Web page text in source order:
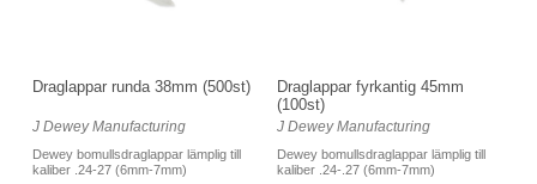
Draglappar runda 38mm (500st)
J Dewey Manufacturing
Dewey bomullsdraglappar lämplig till
kaliber .24-27 (6mm-7mm)
Draglappar fyrkantig 45mm
(100st)
J Dewey Manufacturing
Dewey bomullsdraglappar lämplig till
kaliber .24-.27 (6mm-7mm)